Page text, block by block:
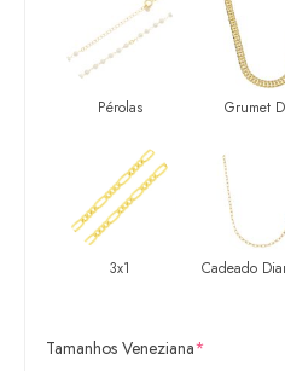
Pérolas Grumet
3x1 Cadeado
Tamanhos Veneziana*